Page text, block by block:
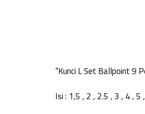
“Kunci L Set Ballpoint 9
Isi : 1,5 , 2 , 2.5 , 3 , 4 , 5